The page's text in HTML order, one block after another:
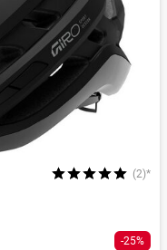
(2)*
-25%